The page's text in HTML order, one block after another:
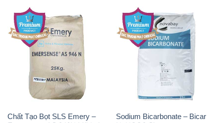
Chất Tạo Bọt SLS Emery –
Sodium Bicarbonate – Bicar